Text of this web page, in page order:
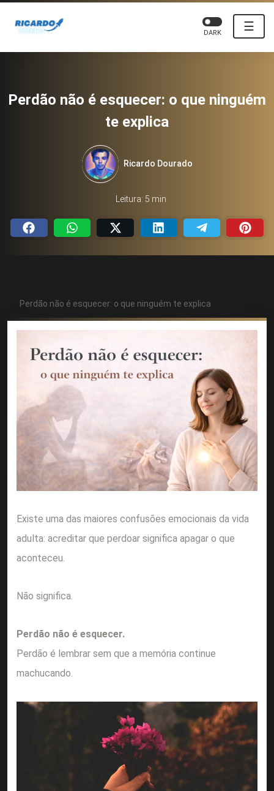
☰
DARK
Perdão não é esquecer: o que ninguém
te explica
Ricardo Dourado
Leitura: 5 min
Perdão não é esquecer: o que ninguém te explica
Existe uma das maiores confusões emocionais da vida
adulta: acreditar que perdoar significa apagar o que
aconteceu.
Não significa.
Perdão não é esquecer.
Perdão é lembrar sem que a memória continue
machucando.